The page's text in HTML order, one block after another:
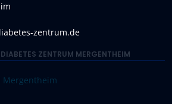
zentrum.de
ZENTRUM MERGENTHEIM
Mergentheim